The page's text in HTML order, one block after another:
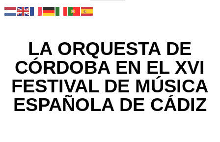
LA ORQUESTA DE
CÓRDOBA EN EL XVI
FESTIVAL DE MÚSICA
ESPAÑOLA DE CÁDIZ